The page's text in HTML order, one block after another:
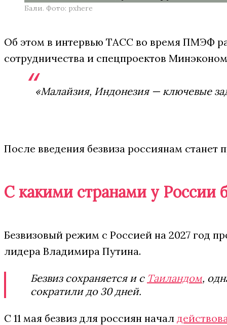
Бали. Фото: pxhere
Об этом в интервью ТАСС во время ПМЭФ
сотрудничества и спецпроектов
«Малайзия, Индонезия — ключевые
После введения безвиза россиянам
С какими странами у России
Безвизовый режим с Россией на 2027 год
лидера Владимира Путина.
Безвиз сохраняется и с Таиландом,
сократили до 30 дней.
С 11 мая безвиз для россиян начал